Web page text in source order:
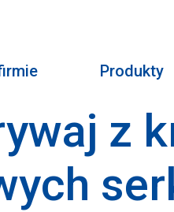
Produkty
z